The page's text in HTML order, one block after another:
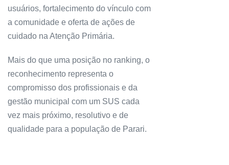
usuários, fortalecimento do vínculo com
a comunidade e oferta de ações de
cuidado na Atenção Primária.
Mais do que uma posição no ranking, o
reconhecimento representa o
compromisso dos profissionais e da
gestão municipal com um SUS cada
vez mais próximo, resolutivo e de
qualidade para a população de Parari.